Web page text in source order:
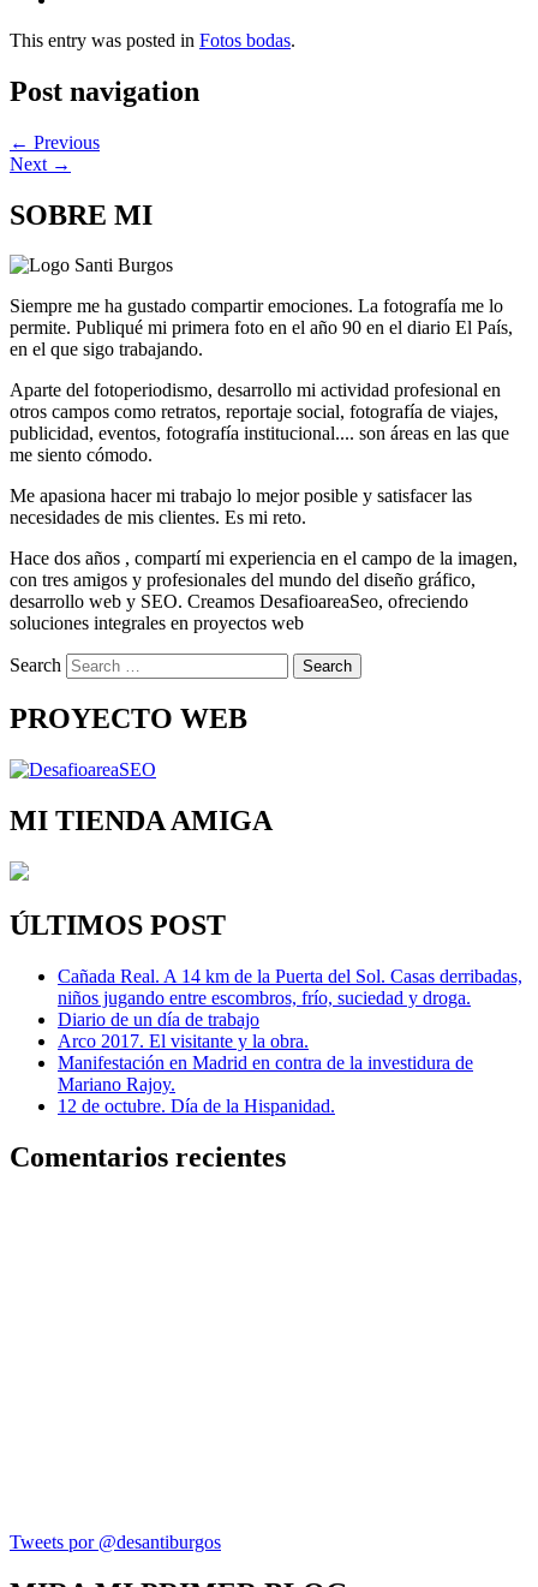
This entry was posted in Fotos bodas.
Post navigation
← Previous
Next →
SOBRE MI
Siempre me ha gustado compartir emociones. La fotografía me lo
permite. Publiqué mi primera foto en el año 90 en el diario El País,
en el que sigo trabajando.
Aparte del fotoperiodismo, desarrollo mi actividad profesional en
otros campos como retratos, reportaje social, fotografía de viajes,
publicidad, eventos, fotografía institucional.... son áreas en las que
me siento cómodo.
Me apasiona hacer mi trabajo lo mejor posible y satisfacer las
necesidades de mis clientes. Es mi reto.
Hace dos años , compartí mi experiencia en el campo de la imagen,
con tres amigos y profesionales del mundo del diseño gráfico,
desarrollo web y SEO. Creamos DesafioareaSeo, ofreciendo
soluciones integrales en proyectos web
Search
PROYECTO WEB
MI TIENDA AMIGA
ÚLTIMOS POST
Cañada Real. A 14 km de la Puerta del Sol. Casas derribadas,
niños jugando entre escombros, frío, suciedad y droga.
Diario de un día de trabajo
Arco 2017. El visitante y la obra.
Manifestación en Madrid en contra de la investidura de
Mariano Rajoy.
12 de octubre. Día de la Hispanidad.
Comentarios recientes
Tweets por @desantiburgos